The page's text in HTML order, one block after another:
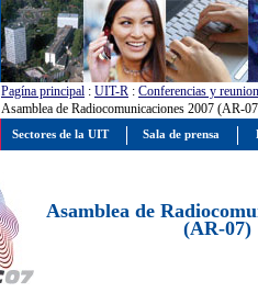
Pagína principal : UIT-R : Conferencias y
Asamblea de Radiocomunicaciones 2007 (AR-
Asamblea de
(AR-07)
Sectores de la UIT Sala de prensa